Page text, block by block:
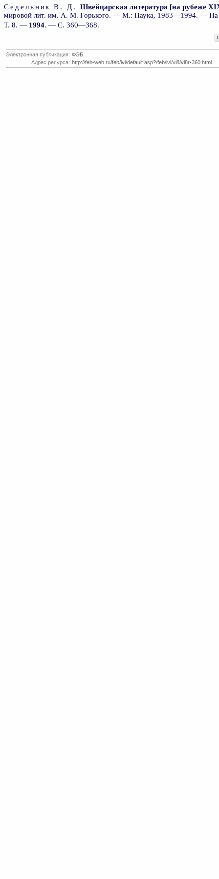
Седельник В. Д. Швейцарская литература [на рубеже
мировой лит. им. А. М. Горького. — М.: Наука, 1983—1994. — На
Т. 8. — 1994. — С. 360—368.
Электронная публикация: ФЭБ
Адрес ресурса: http://feb-web.ru/feb/ivl/default.asp?/feb/ivl/vl8/vl8r-360.html